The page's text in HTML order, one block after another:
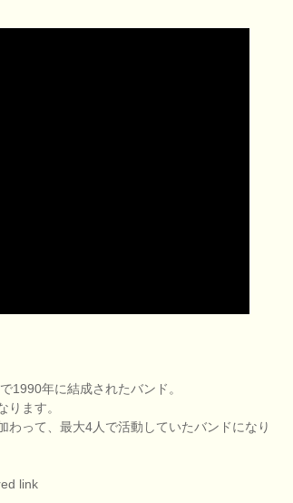
1990年に結成されたバンド。
ます。
わって、最大4人で活動していたバンドになり
link